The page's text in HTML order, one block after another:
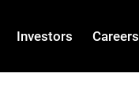
Investors Careers